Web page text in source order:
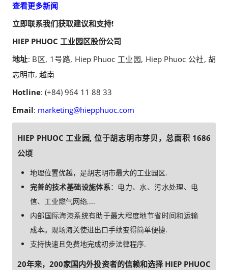
查看更多新闻
立即联系我们获取建议和支持!
HIEP PHUOC 工业园区股份公司
地址: B区, 1号路, Hiep Phuoc 工业园, Hiep Phuoc 公社, 胡
志明市, 越南
Hotline: (+84) 964 11 88 33
Email: marketing@hiepphuoc.com
HIEP PHUOC 工业园, 位于胡志明市芽贝，总面积 1686
公顷
地理位置优越，是胡志明市最大的工业园区.
完善的技术基础设施体系：电力、水、污水处理、电
信、工业燃气网络,...
内部国际海港系统有助于最大程度地节省时间和运输
成本。现场海关使进出口手续变得简单便捷.
支持快速且免费地完成初步法律程序.
20年来，200家国内外投资者的信赖和选择 HIEP PHUOC